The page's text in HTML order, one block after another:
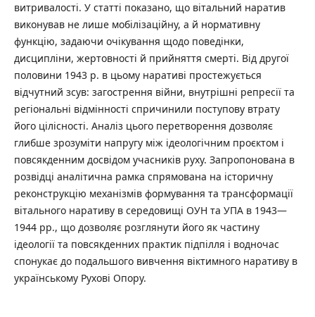
витривалості. У статті показано, що вітальний наратив
виконував не лише мобілізаційну, а й нормативну
функцію, задаючи очікування щодо поведінки,
дисципліни, жертовності й прийняття смерті. Від другої
половини 1943 р. в цьому наративі простежується
відчутний зсув: загострення війни, внутрішні репресії та
регіональні відмінності спричинили поступову втрату
його цілісності. Аналіз цього перетворення дозволяє
глибше зрозуміти напругу між ідеологічним проєктом і
повсякденним досвідом учасників руху. Запропонована в
розвідці аналітична рамка спрямована на історичну
реконструкцію механізмів формування та трансформації
вітального наративу в середовищі ОУН та УПА в 1943—
1944 рр., що дозволяє розглянути його як частину
ідеології та повсякденних практик підпілля і водночас
спонукає до подальшого вивчення віктимного наративу в
українському Рухові Опору.